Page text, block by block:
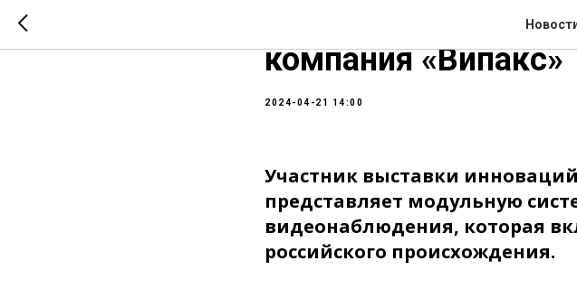
Участник
компания «Випакс»
2024-04-21 14:00
Участник выставки инноваций
представляет модульную
видеонаблюдения, которая
российского происхождения.